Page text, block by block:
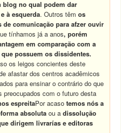
blog no qual podem dar
à esquerda. Outros têmos
de comunicação para afzer ouvir
tínhamos já a anos, porém
em comparação com a
possuem os dissidentes.
os leigos concientes deste
afastar dos centros acadêmicos
para ensinar o contrário do que
preocupados com o futuro desta
espreitaPor acaso temos nós a
absoluta ou adissolução
dirigem livrarías e editoras